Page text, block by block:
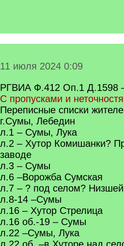
11 июля 2024 0:09
РГВИА Ф.412 Оп.1 Д.1598
С пропусками и
Переписные списки
г.Сумы, Лебедин
л.1 – Сумы, Лука
л.2 – Хутор Комишанки?
заводе
л.3 – Сумы
л.6 –Ворожба Сумская
л.7 – ? под селом?
л.8-14 –Сумы
л.16 – Хутор Стрелица
л.16 об.-19 – Сумы
л.22 –Сумы, Лука